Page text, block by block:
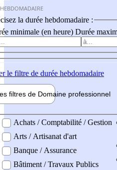
la durée hebdomadaire :
minimale (en heure) Durée
le filtre de durée hebdomadaire
filtres de Domaine professionnel
professionel
Achats / Comptabilité / Gestion
Arts / Artisanat d'art
Banque / Assurance
Bâtiment / Travaux Publics